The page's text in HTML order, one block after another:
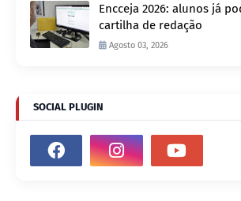
Encceja 2026: alunos já
cartilha de redação
Agosto 03, 2026
SOCIAL PLUGIN